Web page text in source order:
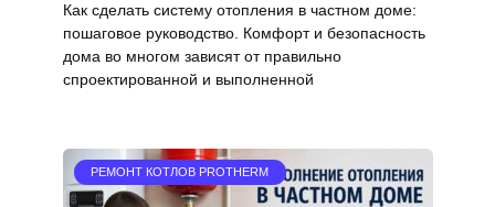
Как сделать систему отопления в частном доме:
пошаговое руководство. Комфорт и безопасность
дома во многом зависят от правильно
спроектированной и выполненной
РЕМОНТ КОТЛОВ PROTHERM